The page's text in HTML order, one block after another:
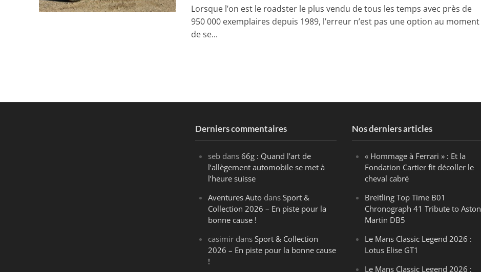
Lorsque l’on est le roadster le plus vendu de tous les temps avec près de
950 000 exemplaires depuis 1989, l’erreur n’est pas une option au moment
de se...
Derniers commentaires
seb dans66g : Quand l’art de
l’allègement automobile se met à
l’heure suisse
Aventures Auto dansSport &
Collection 2026 – En piste pour la
bonne cause !
casimir dansSport & Collection
2026 – En piste pour la bonne cause
!
Nos derniers articles
« Hommage à Ferrari » : Et la
Fondation Cartier fit décoller le
cheval cabré
Breitling Top Time B01
Chronograph 41 Tribute to Aston
Martin DB5
Le Mans Classic Legend 2026 :
Lotus Elise GT1
Le Mans Classic Legend 2026 :